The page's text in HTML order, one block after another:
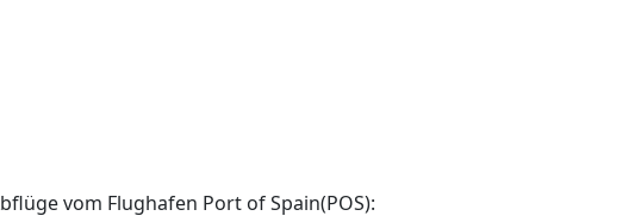
vom Flughafen Port of Spain(POS):